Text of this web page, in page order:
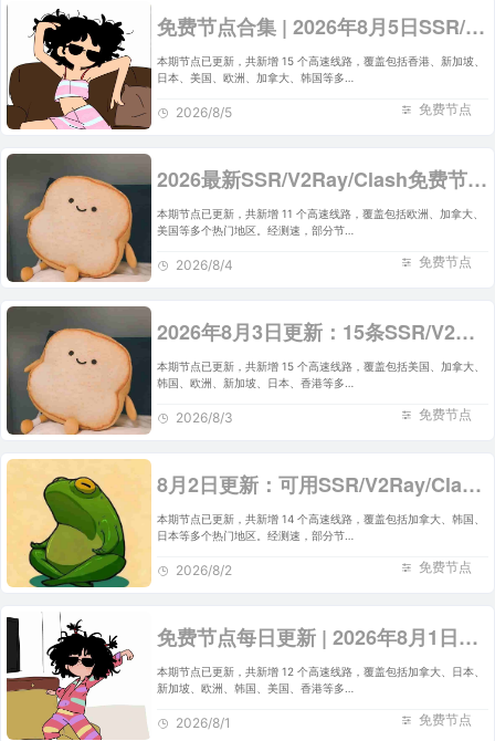
免费节点合集 | 2026年8月5日SSR/V2Ray/Clash订阅整理
本期节点已更新，共新增 15 个高速线路，覆盖包括香港、新加坡、
日本、美国、欧洲、加拿大、韩国等多…
免费节点
2026/8/5
2026最新SSR/V2Ray/Clash免费节点 | 8月4日可用订阅
本期节点已更新，共新增 11 个高速线路，覆盖包括欧洲、加拿大、
美国等多个热门地区。经测速，部分节…
免费节点
2026/8/4
2026年8月3日更新：15条SSR/V2Ray/Clash可用免费节点
本期节点已更新，共新增 15 个高速线路，覆盖包括美国、加拿大、
韩国、欧洲、新加坡、日本、香港等多…
免费节点
2026/8/3
8月2日更新：可用SSR/V2Ray/Clash免费节点全集（14条）
本期节点已更新，共新增 14 个高速线路，覆盖包括加拿大、韩国、
日本等多个热门地区。经测速，部分节…
免费节点
2026/8/2
免费节点每日更新 | 2026年8月1日SSR/V2Ray/Clash可用订阅
本期节点已更新，共新增 12 个高速线路，覆盖包括加拿大、日本、
新加坡、欧洲、韩国、美国、香港等多…
免费节点
2026/8/1